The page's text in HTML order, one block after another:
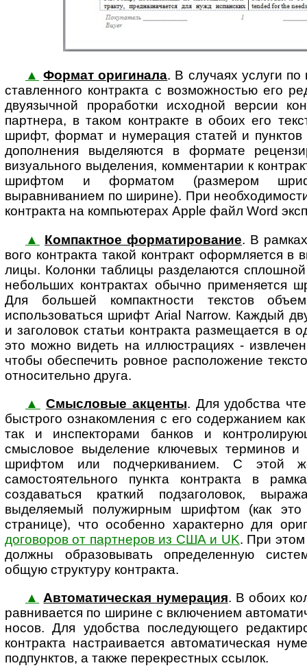
▲ Формат оригинала. В случаях услуги
став­лен­но­го кон­т­рак­та с воз­мож­нос­тью его
двуязычной проработки исходной версии
партнера, в таком контракте в обоих его
шрифт, формат и нумерация статей и
дополнения выделяются в формате
визуального выделения, комментарии к
шрифтом и форматом (размером
выравниванием по ширине). При
контракта на компьютерах Apple файл Word
▲
Компактное форматирование. В
во­го контракта та­кой кон­т­ракт офор­м­ля­ет­ся в
ли­цы. Колонки таблицы разделаются
небольших контрактах обычно применяется
Для большей компактности текстов
использоваться шрифт Arial Narrow. Каждый
и заголовок статьи контракта размещается в
это можно видеть на иллюстрациях -
чтобы обеспечить ровное расположение
относительно друга.
▲
Смысловые акценты. Для удобства
быстрого ознакомления с его со­дер­жа­нием
так и инспекторами банков и
смысловое выделение ключевых терминов
шрифтом или подчеркиванием. С этой
самостоятельного пункта контракта в
создаваться краткий подзаголовок,
выделяемый полужирным шрифтом (как
странице), что особенно характерно для
договоров от партнеров из США и UK. При этом
должны образовывать определенную
общую структуру контракта.
▲ Автоматическая нумерация. В обоих
рав­ни­ва­ет­ся по ширине с вклю­че­ни­ем
но­сов. Для удобства последующего
контракта настраивается автоматическая
подпунктов, а также перекрестных ссылок.